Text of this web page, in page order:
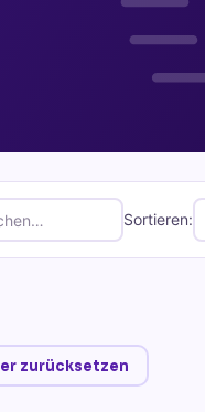
Sortieren:
zurücksetzen